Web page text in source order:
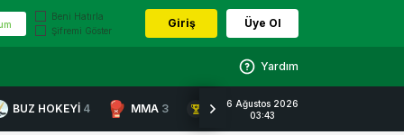
Beni Hatırla
Şifremi Göster
Giriş Üye Ol
Yardım
BUZ HOKEYİ 4 MMA 3 ÖZEL ETKİNLİKLER
6 Ağustos 2026
03:43